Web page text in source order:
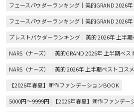
フェースパウダーランキング｜美的GRAND 2026
フェースパウダーランキング｜美的GRAND 2026
プレストパウダーランキング｜美的 2026年 上半
NARS（ナーズ）｜美的GRAND 2026年 上半期ベス
NARS（ナーズ）｜美的 2026年 上半期ベストコスメ
【2026年春夏】新作ファンデーションBOOK
5000円～9999円 | 【2026年春夏】新作ファンデー